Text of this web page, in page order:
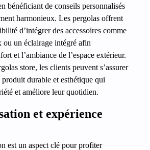
bénéficiant de conseils personnalisés
harmonieux. Les pergolas offrent
d’intégrer des accessoires comme
ou un éclairage intégré afin
et l’ambiance de l’espace extérieur.
store, les clients peuvent s’assurer
durable et esthétique qui
et améliore leur quotidien.
et expérience
est un aspect clé pour profiter